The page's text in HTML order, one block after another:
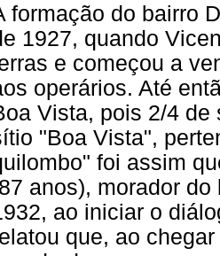
formação do bairro
1927, quando
e começou a
operários. Até
Vista, pois 2/4 de
"Boa Vista",
foi assim
anos), morador
ao iniciar o
que, ao